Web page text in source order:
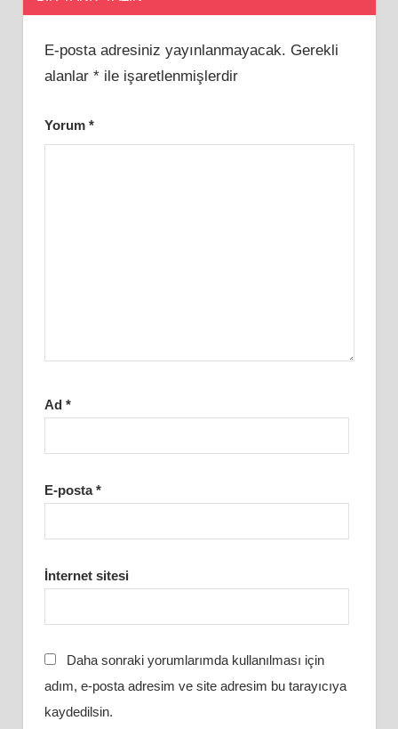
E-posta adresiniz yayınlanmayacak. Gerekli
alanlar *ile işaretlenmişlerdir
Yorum *
Ad *
E-posta*
İnternet sitesi
Daha sonraki yorumlarımda kullanılması için
adım, e-posta adresim ve site adresim bu tarayıcıya
kaydedilsin.